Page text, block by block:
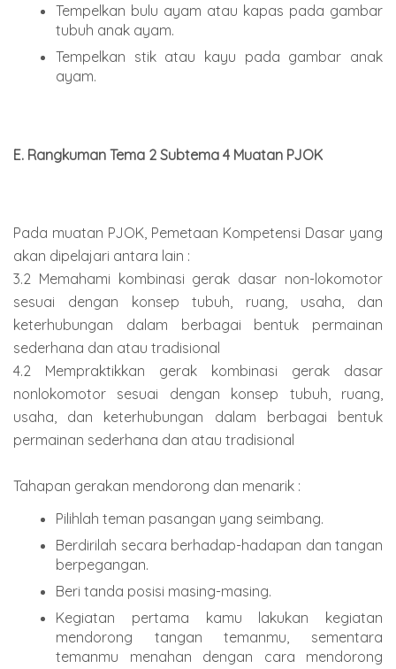
Tempelkan bulu ayam atau kapas pada gambar
tubuh anak ayam.
Tempelkan stik atau kayu pada gambar anak
ayam.
E. Rangkuman Tema 2 Subtema 4 Muatan PJOK
Pada muatan PJOK, Pemetaan Kompetensi Dasar yang
akan dipelajari antara lain :
3.2 Memahami kombinasi gerak dasar non-lokomotor
sesuai dengan konsep tubuh, ruang, usaha, dan
keterhubungan dalam berbagai bentuk permainan
sederhana dan atau tradisional
4.2 Mempraktikkan gerak kombinasi gerak dasar
nonlokomotor sesuai dengan konsep tubuh, ruang,
usaha, dan keterhubungan dalam berbagai bentuk
permainan sederhana dan atau tradisional
Tahapan gerakan mendorong dan menarik :
Pilihlah teman pasangan yang seimbang.
Berdirilah secara berhadap-hadapan dan tangan
berpegangan.
Beri tanda posisi masing-masing.
Kegiatan pertama kamu lakukan kegiatan
mendorong tangan temanmu, sementara
temanmu menahan dengan cara mendorong